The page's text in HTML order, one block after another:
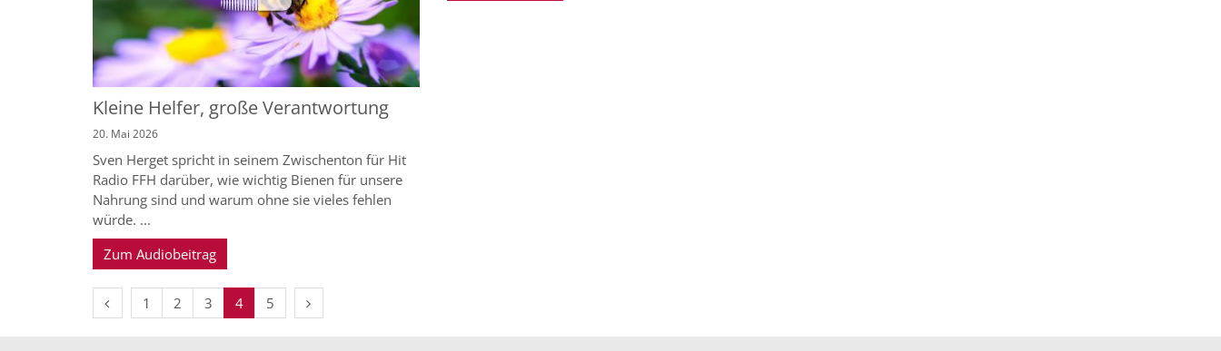
Kleine Helfer, große Verantwortung
20. Mai 2026
Sven Herget spricht in seinem Zwischenton für Hit
Radio FFH darüber, wie wichtig Bienen für unsere
Nahrung sind und warum ohne sie vieles fehlen
würde. ...
Zum Audiobeitrag
Vorherige Seite
Erste Seite
1 2 3 4 5 Nächste Seite